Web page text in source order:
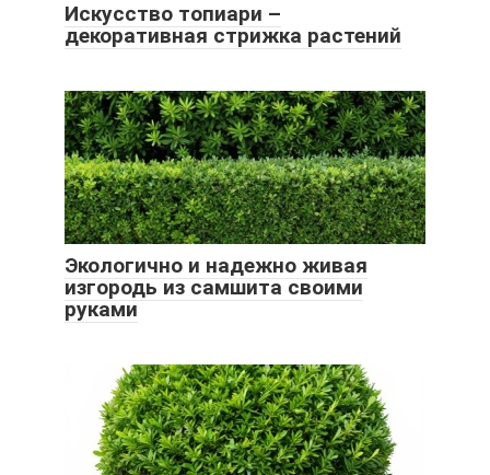
Искусство топиари –
декоративная стрижка растений
Экологично и надежно живая
изгородь из самшита своими
руками